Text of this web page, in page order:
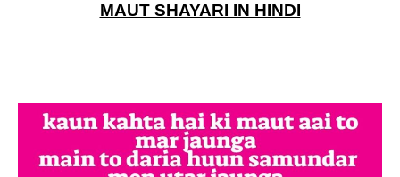
MAUT SHAYARI IN HINDI